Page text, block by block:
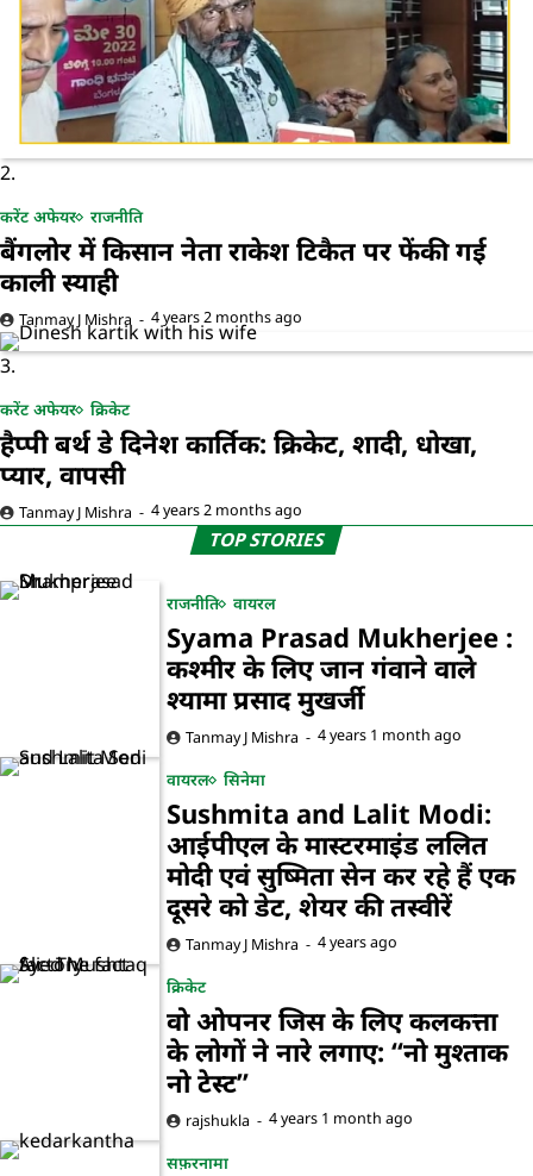
2.
करेंट अफेयर राजनीति
बैंगलोर में किसान नेता राकेश टिकैत पर फेंकी गई
काली स्याही
Tanmay J Mishra 4 years 2 months ago
3.
करेंट अफेयर क्रिकेट
हैप्पी बर्थ डे दिनेश कार्तिक: क्रिकेट, शादी, धोखा,
प्यार, वापसी
Tanmay J Mishra 4 years 2 months ago
TOP STORIES
राजनीति वायरल
Syama Prasad Mukherjee :
कश्मीर के लिए जान गंवाने वाले
श्यामा प्रसाद मुखर्जी
Tanmay J Mishra 4 years 1 month ago
वायरल सिनेमा
Sushmita and Lalit Modi:
आईपीएल के मास्टरमाइंड ललित
मोदी एवं सुष्मिता सेन कर रहे हैं एक
दूसरे को डेट, शेयर की तस्वीरें
Tanmay J Mishra 4 years ago
क्रिकेट
वो ओपनर जिस के लिए कलकत्ता
के लोगों ने नारे लगाए: “नो मुश्ताक
नो टेस्ट”
rajshukla 4 years 1 month ago
सफ़रनामा